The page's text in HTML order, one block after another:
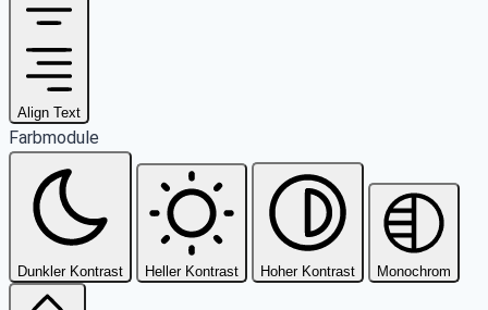
Align Text
Farbmodule
Dunkler Kontrast Heller Kontrast Hoher Kontrast Monochrom